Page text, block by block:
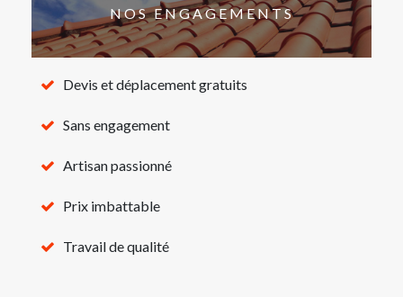
NOS ENGAGEMENTS
Devis et déplacement gratuits
Sans engagement
Artisan passionné
Prix imbattable
Travail de qualité